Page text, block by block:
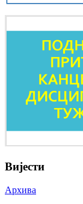
Вијести
Архива